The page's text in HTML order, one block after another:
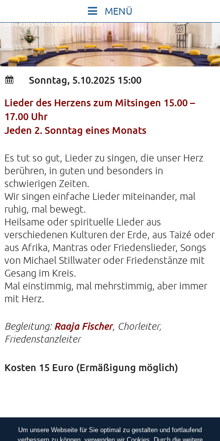
content
START
IN STILLE SEIN
SINGEN UND SCHWEIGEN
BEWEGEN UND TANZEN
GOTT UND DAS LEBEN FEIERN
HEILKRAFT DES KÖRPERS
JUGENDLICHE
VORTRÄGE
KONZERTE
ALLE TERMINE
KONTAKTE
SO KOMMEN SIE ZU UNS
UNSER PROFIL
FILM ZUR KIRCHE DER STILLE
FÖRDERVEREIN
VERMIETUNG
ARCHIV
LIEDER DES HERZENS ZUM MITSINGEN
Sonntag, 5.10.2025 15:00
Lieder des Herzens zum Mitsingen 15.00 –
17.00 Uhr
Jeden 2. Sonntag eines Monats
Es tut so gut, Lieder zu singen, die unser Herz
berühren, in guten und besonders in
schwierigen Zeiten.
Wir singen einfache Lieder miteinander, mal
ruhig, mal bewegt.
Heilsame oder spirituelle Lieder aus
verschiedenen Kulturen der Erde, aus Taizé oder
aus Afrika, Mantras oder Friedenslieder, Songs
von Michael Stillwater oder Friedenstänze mit
Gesang im Kreis.
Mal einstimmig, mal mehrstimmig, aber immer
mit Herz.
Begleitung: Raaja Fischer, Chorleiter,
Friedenstanzleiter
Kosten 15 Euro (Ermäßigung möglich)
IMPRESSUM DATENSCHUTZERKLÄRUNG
Um unsere Webseite für Sie optimal zu gestalten und fortlaufend